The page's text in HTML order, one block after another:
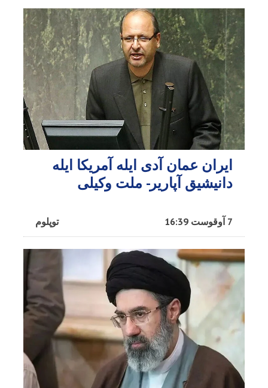
ایران عمان آدی ایله آمریکا ایله
دانیشیق آپاریر- ملت وکیلی
توپلوم 7 آوقوست 16:39